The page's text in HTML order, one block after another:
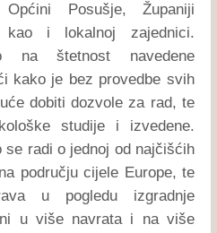
Posušje, Županiji
kao i lokalnoj zajednici.
na štetnost navedene
kako je bez provedbe svih
dobiti dozvole za rad, te
studije i izvedene.
se radi o jednoj od najčišćih
području cijele Europe, te
u pogledu izgradnje
u više navrata i na više